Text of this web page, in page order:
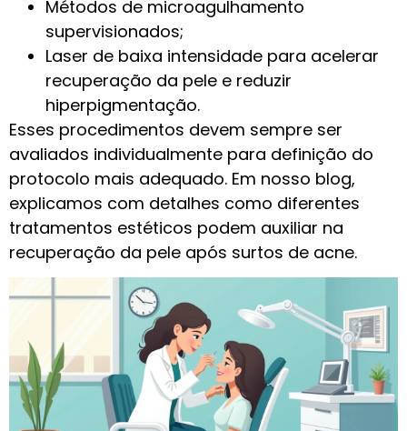
Métodos de microagulhamento
supervisionados;
Laser de baixa intensidade para acelerar
recuperação da pele e reduzir
hiperpigmentação.
Esses procedimentos devem sempre ser
avaliados individualmente para definição do
protocolo mais adequado. Em nosso blog,
explicamos com detalhes como diferentes
tratamentos estéticos podem auxiliar na
recuperação da pele após surtos de acne.